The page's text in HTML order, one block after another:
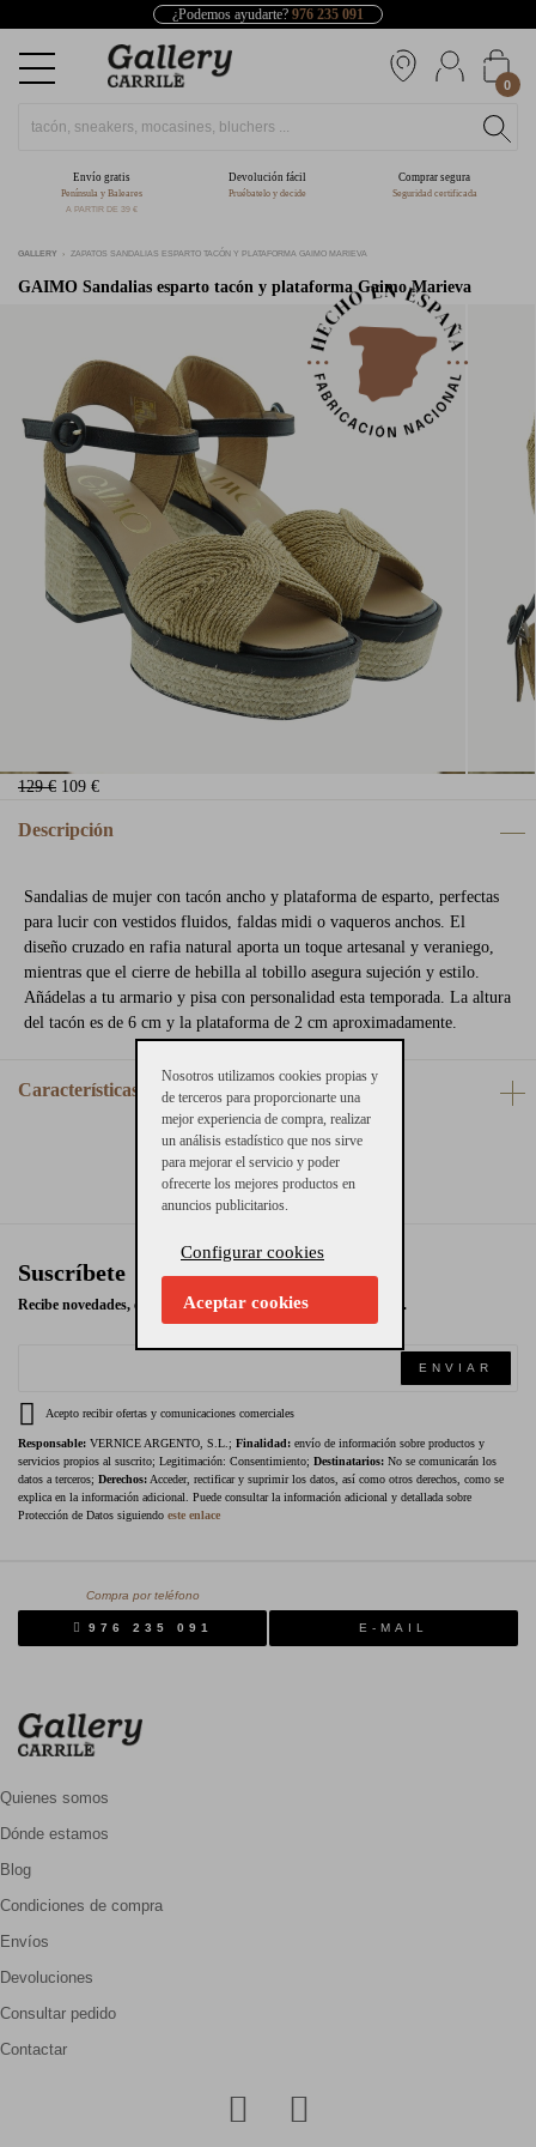
¿Podemos ayudarte? 976 235 091
0
Envío gratis
Península y Baleares
A PARTIR DE 39 €
Devolución fácil
Pruébatelo y decide
Comprar segura
Seguridad certificada
GALLERY ZAPATOS SANDALIAS ESPARTO TACÓN Y PLATAFORMA GAIMO MARIEVA
GAIMO Sandalias esparto tacón y plataforma Gaimo Marieva
129 € 109 €
Descripción
Sandalias de mujer con tacón ancho y plataforma de esparto, perfectas
para lucir con vestidos fluidos, faldas midi o vaqueros anchos. El
diseño cruzado en rafia natural aporta un toque artesanal y veraniego,
mientras que el cierre de hebilla al tobillo asegura sujeción y estilo.
Añádelas a tu armario y pisa con personalidad esta temporada. La altura
del tacón es de 6 cm y la plataforma de 2 cm aproximadamente.
Características
Suscríbete
Recibe novedades, ofertas exclusivas y promociones en tu email.
ENVIAR
Acepto recibir ofertas y comunicaciones comerciales
Responsable: VERNICE ARGENTO, S.L.; Finalidad: envío de información sobre productos y
servicios propios al suscrito; Legitimación: Consentimiento; Destinatarios: No se comunicarán los
datos a terceros; Derechos: Acceder, rectificar y suprimir los datos, así como otros derechos, como se
explica en la información adicional. Puede consultar la información adicional y detallada sobre
Protección de Datos siguiendo este enlace
Compra por teléfono
976 235 091 E-MAIL
Quienes somos
Dónde estamos
Blog
Condiciones de compra
Envíos
Devoluciones
Consultar pedido
Contactar
Nosotros utilizamos cookies propias y
de terceros para proporcionarte una
mejor experiencia de compra, realizar
un análisis estadístico que nos sirve
para mejorar el servicio y poder
ofrecerte los mejores productos en
anuncios publicitarios.
Configurar cookies
Aceptar cookies